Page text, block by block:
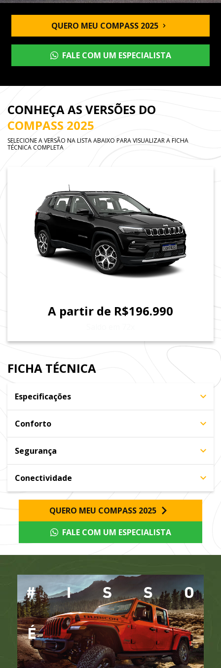
QUERO MEU COMPASS 2025
FALE COM UM ESPECIALISTA
CONHEÇA AS VERSÕES DO
COMPASS 2025
SELECIONE A VERSÃO NA LISTA ABAIXO PARA VISUALIZAR A FICHA
TÉCNICA COMPLETA
A partir de R$196.990
FICHA TÉCNICA
Especificações
Conforto
Segurança
Conectividade
QUERO MEU COMPASS 2025
FALE COM UM ESPECIALISTA